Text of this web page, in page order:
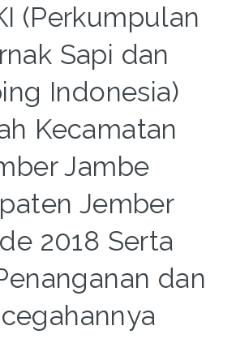
(Perkumpulan
Sapi dan
Indonesia)
Kecamatan
Jambe
Jember
2018 Serta
dan